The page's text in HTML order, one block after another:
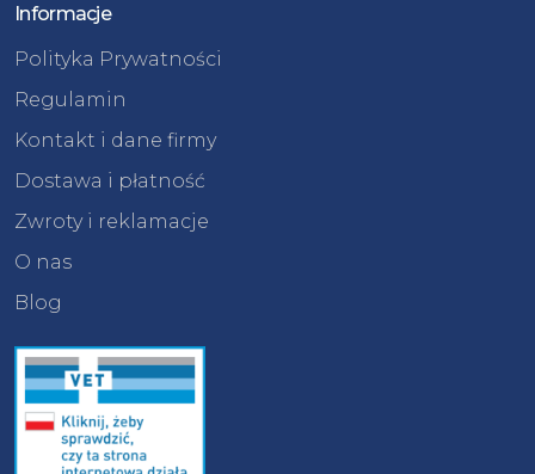
Informacje
Polityka Prywatności
Regulamin
Kontakt i dane firmy
Dostawa i płatność
Zwroty i reklamacje
O nas
Blog